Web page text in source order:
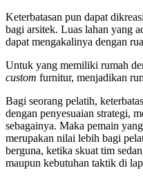
Keterbatasan pun dapat
bagi arsitek. Luas lahan yang
dapat mengakalinya dengan
Untuk yang memiliki rumah
custom furnitur, menjadikan
Bagi seorang pelatih,
dengan penyesuaian strategi,
sebagainya. Maka pemain
merupakan nilai lebih bagi
berguna, ketika skuat tim
maupun kebutuhan taktik di